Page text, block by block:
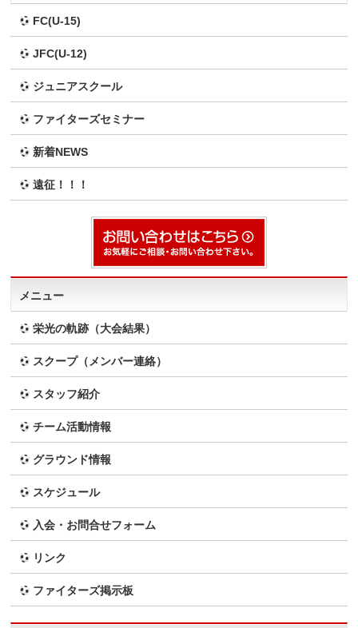
FC(U-15)
JFC(U-12)
ジュニアスクール
ファイターズセミナー
新着NEWS
遠征！！！
メニュー
栄光の軌跡（大会結果）
スクープ（メンバー連絡）
スタッフ紹介
チーム活動情報
グラウンド情報
スケジュール
入会・お問合せフォーム
リンク
ファイターズ掲示板